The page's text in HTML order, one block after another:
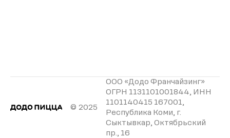
© 2025
ООО «Додо Франчайзинг»
ОГРН 1131101001844, ИНН
1101140415 167001,
Республика Коми, г.
Сыктывкар, Октябрьский
пр., 16